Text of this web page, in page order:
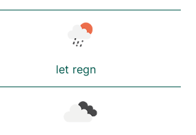
let regn